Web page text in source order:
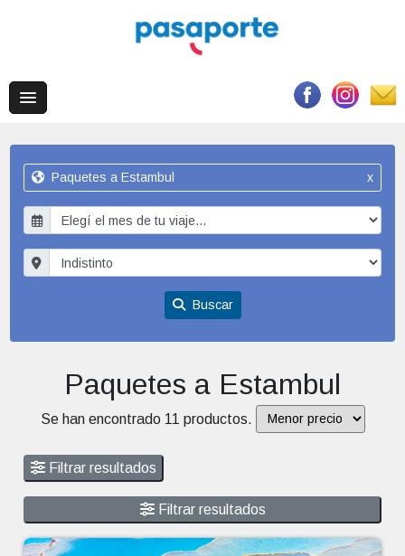
Paquetes a Estambul x
Buscar
Paquetes a Estambul
Se han encontrado 11 productos.
Filtrar resultados
Filtrar resultados